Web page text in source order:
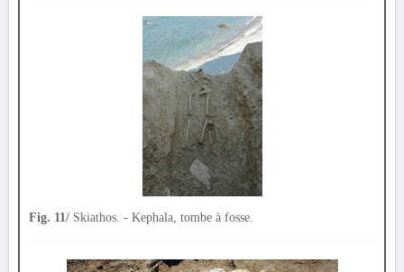
Fig. 11/ Skiathos. - Kephala, tombe à fosse.